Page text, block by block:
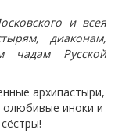
и всея
диаконам,
чадам Русской
архипастыри,
иноки и